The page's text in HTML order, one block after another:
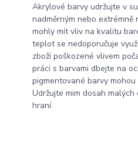
Akrylové barvy udržujte v
nadměrným nebo
mohly mít vliv na kvalitu
teplot se nedoporučuje
zboží poškozené vlivem
práci s barvami dbejte na
pigmentované barvy
Udržujte mim dosah
hraní.